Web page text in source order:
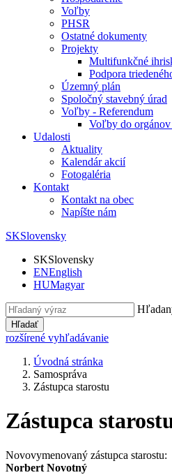
Voľby
PHSR
Ostatné dokumenty
Projekty
Multifunkčné
Podpora
Územný plán
Spoločný stavebný úrad
Voľby - Referendum
Voľby do orgánov
Udalosti
Aktuality
Kalendár akcií
Fotogaléria
Kontakt
Kontakt na obec
Napíšte nám
SKSlovensky
SKSlovensky
ENEnglish
HUMagyar
Hľadať
rozšírené vyhľadávanie
Úvodná stránka
Samospráva
Zástupca starostu
Zástupca
Novovymenovaný zástupca starostu:
Norbert Novotný